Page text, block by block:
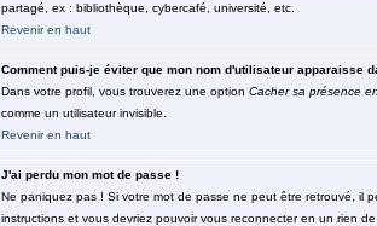
partagé, ex : bibliothèque, cybercafé, université, etc.
Revenir en haut
Comment puis-je éviter que mon nom d'utilisateur apparaisse
Dans votre profil, vous trouverez une option Cacher sa présence
comme un utilisateur invisible.
Revenir en haut
J'ai perdu mon mot de passe !
Ne paniquez pas ! Si votre mot de passe ne peut être retrouvé, il
instructions et vous devriez pouvoir vous reconnecter en un rien de